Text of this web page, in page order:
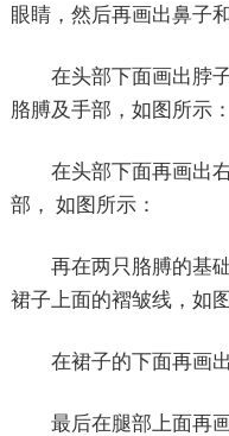
眼睛，然后再画出鼻子
在头部下面画出脖
胳膊及手部，如图所示：
在头部下面再画出
部， 如图所示：
再在两只胳膊的基
裙子上面的褶皱线，如
在裙子的下面再画
最后在腿部上面再